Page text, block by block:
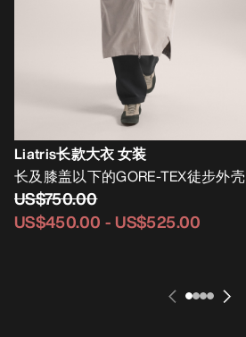
Liatris长款大衣 女装
长及膝盖以下的GORE-TEX徒步外壳
US$750.00
US$450.00 -US$525.00